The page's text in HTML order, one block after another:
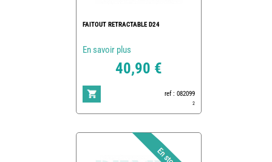
FAITOUT RETRACTABLE D24
En savoir plus
40,90 €
ref : 082099
2